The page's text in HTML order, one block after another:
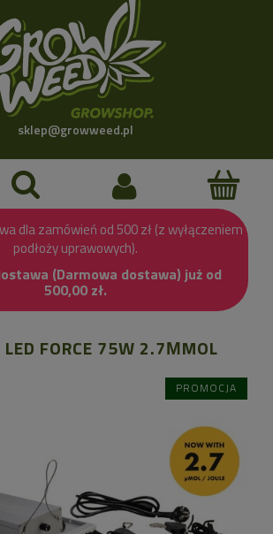
sklep@growweed.pl
dla zamówień od 500 zł (z wyłączeniem
podłoży uprawowych).
(Darmowa dostawa) już od
500,00 zł.
LED FORCE 75W 2.7ΜMOL
PROMOCJA